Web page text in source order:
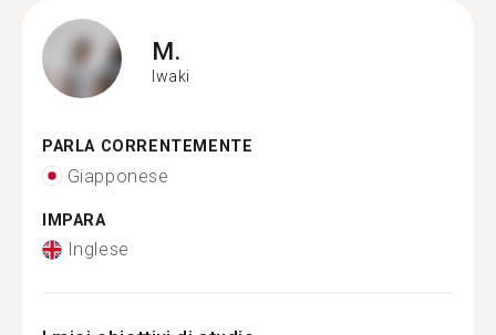
M.
Iwaki
PARLA CORRENTEMENTE
Giapponese
IMPARA
Inglese